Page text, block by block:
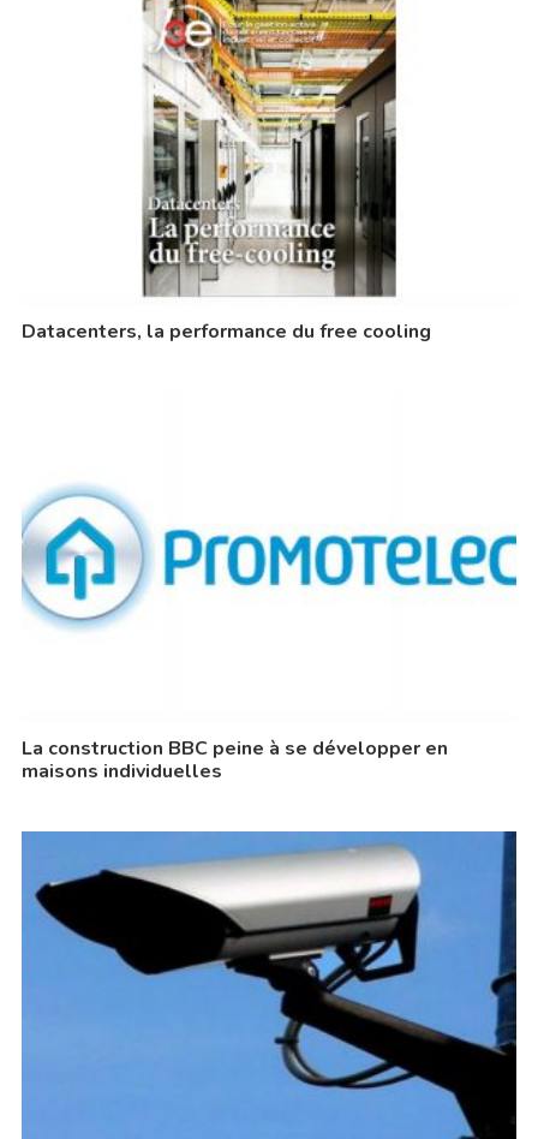
Datacenters, la performance du free cooling
La construction BBC peine à se développer en
maisons individuelles